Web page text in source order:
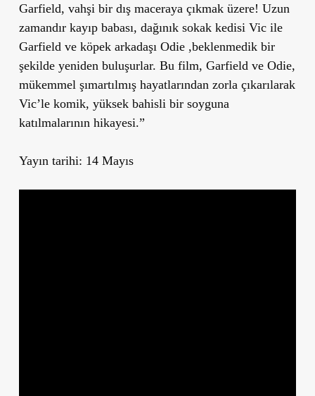
Garfield, vahşi bir dış maceraya çıkmak üzere! Uzun
zamandır kayıp babası, dağınık sokak kedisi Vic ile
Garfield ve köpek arkadaşı Odie ,beklenmedik bir
şekilde yeniden buluşurlar. Bu film, Garfield ve Odie,
mükemmel şımartılmış hayatlarından zorla çıkarılarak
Vic’le komik, yüksek bahisli bir soyguna
katılmalarının hikayesi.”
Yayın tarihi: 14 Mayıs